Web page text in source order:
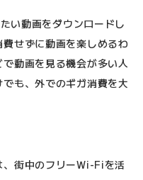
い動画をダウンロードし
せずに動画を楽しめるわ
動画を見る機会が多い人
も、外でのギガ消費を大
、街中のフリーWi-Fiを活